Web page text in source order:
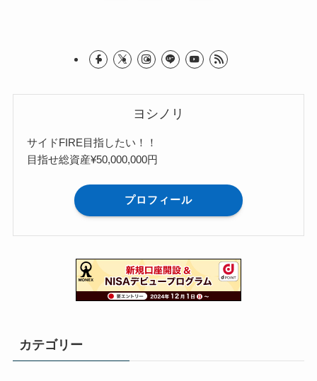
ヨシノリ
サイドFIRE目指したい！！
目指せ総資産¥50,000,000円
プロフィール
カテゴリー